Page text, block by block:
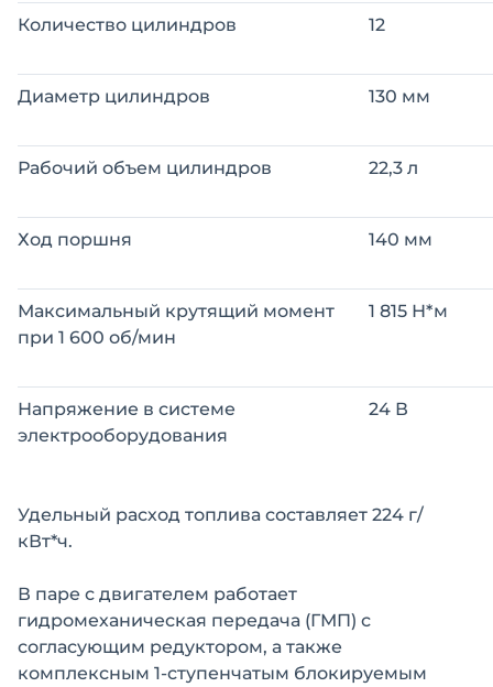
Количество цилиндров 12
Диаметр цилиндров 130 мм
Рабочий объем цилиндров 22,3 л
Ход поршня 140 мм
Максимальный крутящий момент
при 1 600 об/мин
1 815 Н*м
Напряжение в системе
электрооборудования
24 В
Удельный расход топлива составляет 224 г/
кВт*ч.
В паре с двигателем работает
гидромеханическая передача (ГМП) с
согласующим редуктором, а также
комплексным 1-ступенчатым блокируемым